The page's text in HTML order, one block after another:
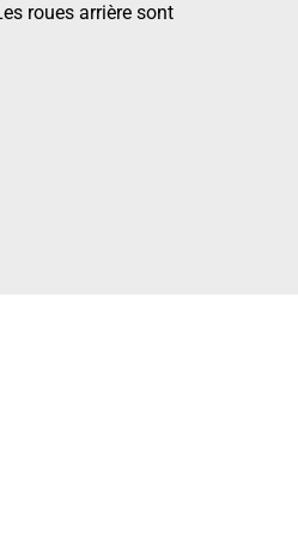
roues arrière sont